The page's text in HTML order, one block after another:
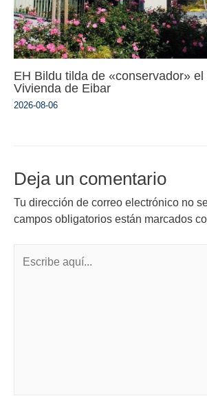
EH Bildu tilda de «conservador»
Vivienda de Eibar
2026-08-06
Deja un comentario
Tu dirección de correo electrónico no
campos obligatorios están marcados